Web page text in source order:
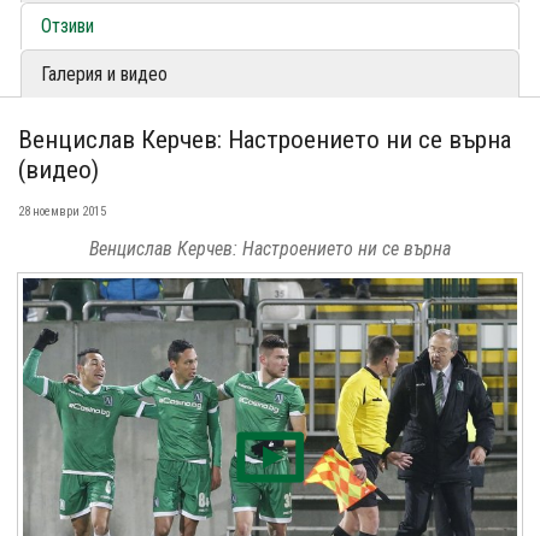
Отзиви
Галерия и видео
Венцислав Керчев: Настроението ни се върна
(видео)
28 ноември 2015
Венцислав Керчев: Настроението ни се върна